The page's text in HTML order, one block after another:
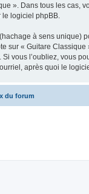
». Dans tous les cas,
le logiciel phpBB.
à sens unique)
sur « Guitare
vous l’oubliez, vous
après quoi le
du forum